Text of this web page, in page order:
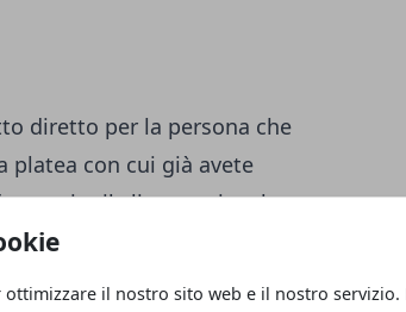
il nostro sito web e il nostro servizio.
diretto per la persona che
platea con cui già avete
sentire il cliente coinvolto
social, infatti,
ma è statisticamente più